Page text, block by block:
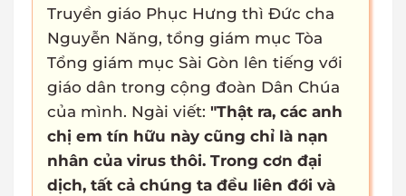
Truyền giáo Phục Hưng thì Đức cha
Nguyễn Năng, tổng giám mục Tòa
Tổng giám mục Sài Gòn lên tiếng với
giáo dân trong cộng đoàn Dân Chúa
của mình. Ngài viết: "Thật ra, các anh
chị em tín hữu này cũng chỉ là nạn
nhân của virus thôi. Trong cơn đại
dịch, tất cả chúng ta đều liên đới và